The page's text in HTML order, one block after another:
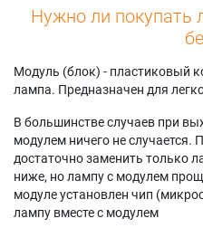
Нужно ли покупать
Модуль (блок) - пластиковый
лампа. Предназначен для
В большинстве случаев при
модулем ничего не случается.
достаточно заменить только
ниже, но лампу с модулем
модуле установлен чип
лампу вместе с модулем